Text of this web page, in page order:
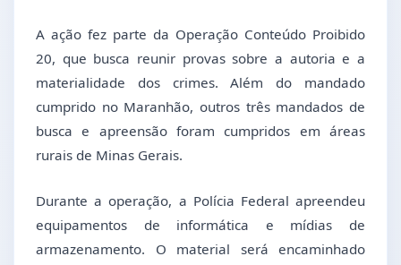
A ação fez parte da Operação Conteúdo Proibido
20, que busca reunir provas sobre a autoria e a
materialidade dos crimes. Além do mandado
cumprido no Maranhão, outros três mandados de
busca e apreensão foram cumpridos em áreas
rurais de Minas Gerais.
Durante a operação, a Polícia Federal apreendeu
equipamentos de informática e mídias de
armazenamento. O material será encaminhado